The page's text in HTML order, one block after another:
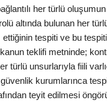
her türlü oluşumun
altında bulunan her
ettiğinin tespiti ve bu
teklifi metninde;
türlü unsurlarıyla fiili
güvenlik kurumlarınca
teyit edilmesi